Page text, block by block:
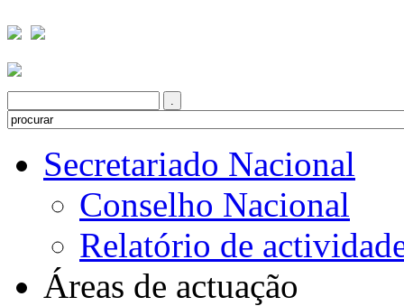
Secretariado Nacional
Conselho Nacional
Relatório de
Áreas de actuação